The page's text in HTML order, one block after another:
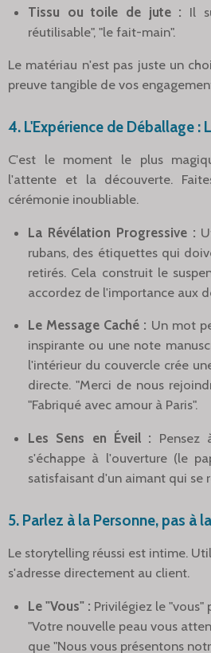
Tissu ou toile de jute : Il
réutilisable", "le fait-main".
Le matériau n'est pas juste un
preuve tangible de vos
4. L'Expérience de Déballage :
C'est le moment le plus
l'attente et la découverte.
cérémonie inoubliable.
La Révélation Progressive :
rubans, des étiquettes qui
retirés. Cela construit le
accordez de l'importance aux
Le Message Caché : Un mot
inspirante ou une note
l'intérieur du couvercle crée
directe. "Merci de nous
"Fabriqué avec amour à Paris".
Les Sens en Éveil :
s'échappe à l'ouverture (le
satisfaisant d'un aimant qui se
5. Parlez à la Personne, pas à
Le storytelling réussi est intime.
s'adresse directement au client.
Le "Vous" : Privilégiez le "vous"
"Votre nouvelle peau vous
que "Nous vous présentons